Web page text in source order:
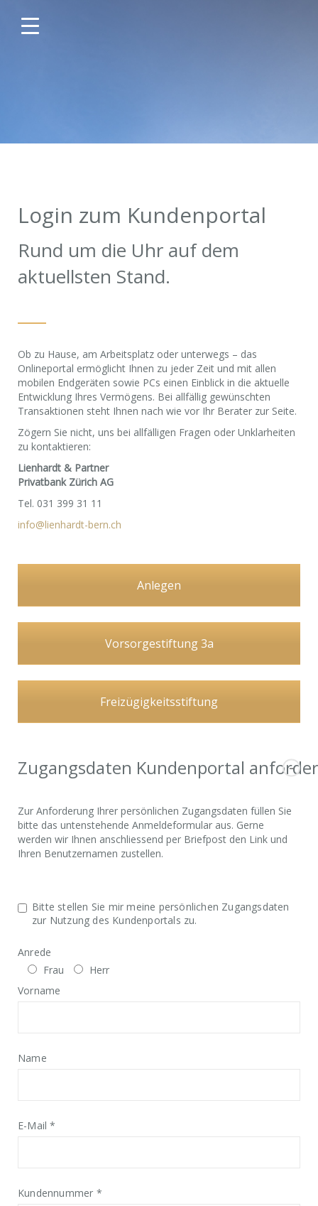
Login zum Kundenportal
Rund um die Uhr auf dem
aktuellsten Stand.
Ob zu Hause, am Arbeitsplatz oder unterwegs – das
Onlineportal ermöglicht Ihnen zu jeder Zeit und mit allen
mobilen Endgeräten sowie PCs einen Einblick in die aktuelle
Entwicklung Ihres Vermögens. Bei allfällig gewünschten
Transaktionen steht Ihnen nach wie vor Ihr Berater zur Seite.
Zögern Sie nicht, uns bei allfälligen Fragen oder Unklarheiten
zu kontaktieren:
Lienhardt & Partner
Privatbank Zürich AG
Tel. 031 399 31 11
info@lienhardt-bern.ch
Anlegen
Vorsorgestiftung 3a
Freizügigkeitsstiftung
Zugangsdaten Kundenportal
Zur Anforderung Ihrer persönlichen Zugangsdaten füllen Sie
bitte das untenstehende Anmeldeformular aus. Gerne
werden wir Ihnen anschliessend per Briefpost den Link und
Ihren Benutzernamen zustellen.
Bitte stellen Sie mir meine persönlichen Zugangsdaten
zur Nutzung des Kundenportals zu.
Anrede
Frau
Herr
Vorname
Name
E-Mail *
Kundennummer *